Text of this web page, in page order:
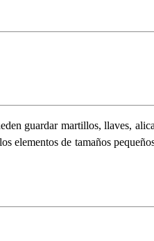
guardar martillos, llaves,
elementos de tamaños